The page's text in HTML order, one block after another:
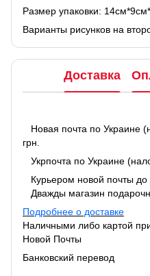
Размер упаковки:
Варианты рисунков на
Доставка
Новая почта по Украине
грн.
Укрпочта по Украине
Курьером новой почты до
Дважды магазин
Подробнее о доставке
Наличными либо картой
Новой Почты
Банковский перевод